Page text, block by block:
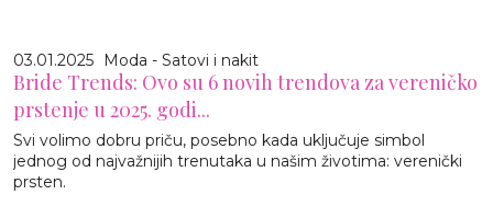
03.01.2025 Moda - Satovi i nakit
Bride Trends: Ovo su 6 novih trendova za vereničko
prstenje u 2025. godi...
Svi volimo dobru priču, posebno kada uključuje simbol
jednog od najvažnijih trenutaka u našim životima: verenički
prsten.